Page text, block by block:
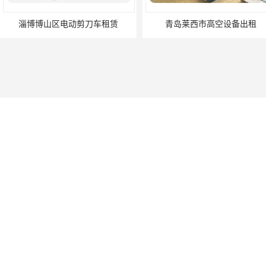
淄博博山区电动剪刀车租赁 青岛莱西市高空设备出租